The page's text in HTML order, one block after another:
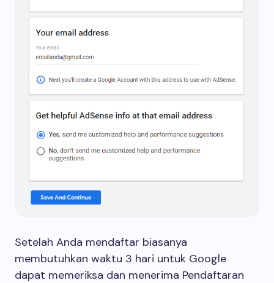
Setelah Anda mendaftar biasanya
membutuhkan waktu 3 hari untuk Google
dapat memeriksa dan menerima Pendaftaran